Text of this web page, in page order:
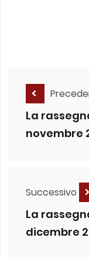
La
novembre
Successivo
La
dicembre